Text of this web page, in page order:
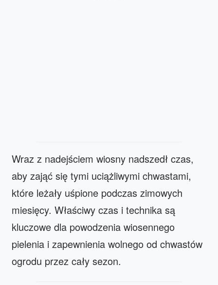
Wraz z nadejściem wiosny nadszedł czas,
aby zająć się tymi uciążliwymi chwastami,
które leżały uśpione podczas zimowych
miesięcy. Właściwy czas i technika są
kluczowe dla powodzenia wiosennego
pielenia i zapewnienia wolnego od chwastów
ogrodu przez cały sezon.